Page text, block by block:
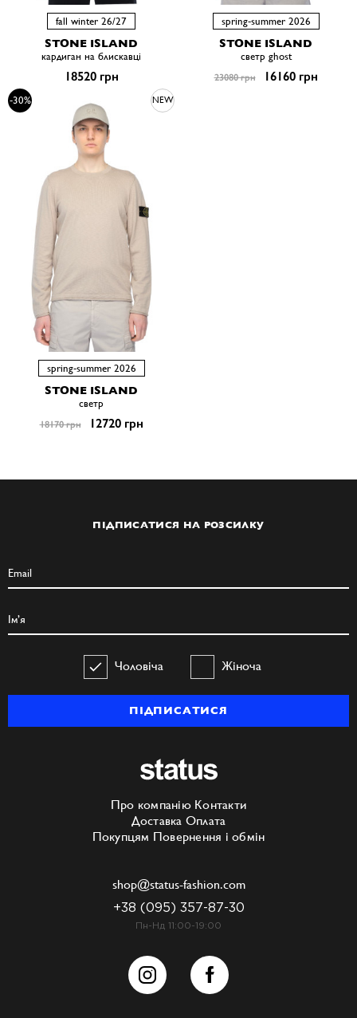
fall winter 26/27
STONE ISLAND
кардиган на блискавці
18520 грн
spring-summer 2026
STONE ISLAND
светр ghost
23080 грн 16160 грн
-30% NEW
spring-summer 2026
STONE ISLAND
светр
18170 грн 12720 грн
ПІДПИСАТИСЯ НА РОЗСИЛКУ
Чоловіча Жіноча
ПІДПИСАТИСЯ
Про компанію Контакти
Доставка Оплата
Покупцям Повернення і обмін
shop@status-fashion.com
+38 (095) 357-87-30
Пн-Нд 11:00-19:00